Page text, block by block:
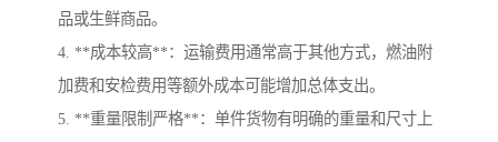
品或生鲜商品。
4. **成本较高**：运输费用通常高于其他方式，燃油附
加费和安检费用等额外成本可能增加总体支出。
5. **重量限制严格**：单件货物有明确的重量和尺寸上